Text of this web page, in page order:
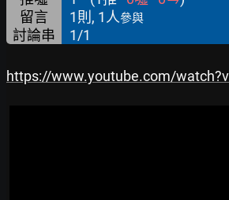
留言
1則, 1人參與
討論串 1/1
https://www.youtube.com/